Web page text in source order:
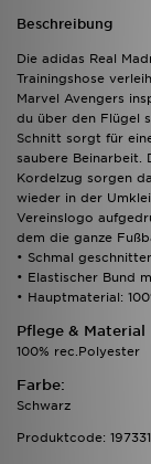
Beschreibung
Die adidas Real
Trainingshose
Marvel Avengers
du über den Flügel
Schnitt sorgt für
saubere Beinarbeit.
Kordelzug sorgen
wieder in der
Vereinslogo
dem die ganze
• Schmal
• Elastischer Bund
• Hauptmaterial:
Pflege & Material
100% rec.Polyester
Farbe:
Schwarz
Produktcode: